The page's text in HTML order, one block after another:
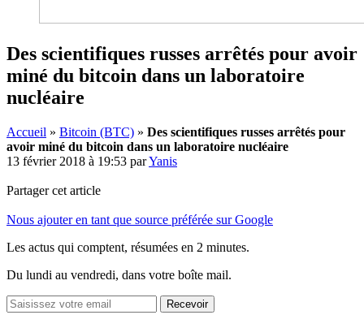
Des scientifiques russes arrêtés pour avoir
miné du bitcoin dans un laboratoire
nucléaire
Accueil » Bitcoin (BTC) » Des scientifiques russes arrêtés pour
avoir miné du bitcoin dans un laboratoire nucléaire
13 février 2018 à 19:53 parYanis
Partager cet article
Nous ajouter en tant que source préférée sur Google
Les actus qui comptent, résumées en 2 minutes.
Du lundi au vendredi, dans votre boîte mail.
Recevoir